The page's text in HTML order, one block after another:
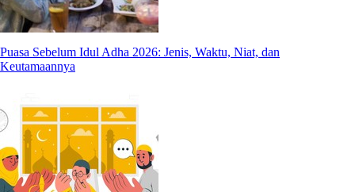
Puasa Sebelum Idul Adha 2026: Jenis, Waktu, Niat, dan
Keutamaannya